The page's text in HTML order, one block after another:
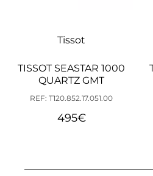
Tissot
TISSOT SEASTAR 1000
QUARTZ GMT
REF: T120.852.17.051.00
495€